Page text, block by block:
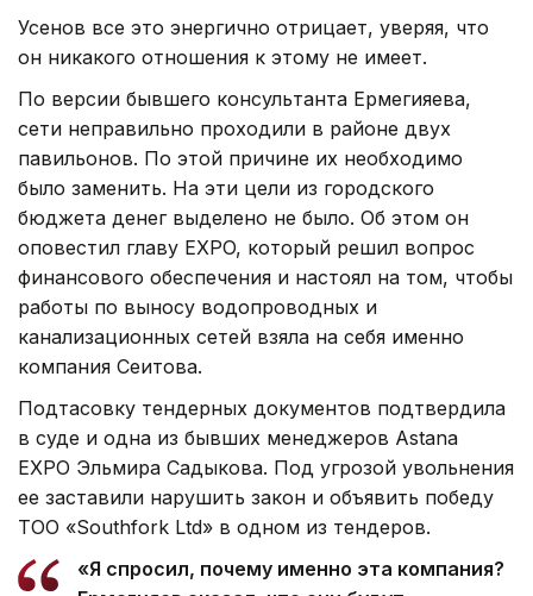
Усенов все это энергично отрицает, уверяя, что
он никакого отношения к этому не имеет.
По версии бывшего консультанта Ермегияева,
сети неправильно проходили в районе двух
павильонов. По этой причине их необходимо
было заменить. На эти цели из городского
бюджета денег выделено не было. Об этом он
оповестил главу EXPO, который решил вопрос
финансового обеспечения и настоял на том, чтобы
работы по выносу водопроводных и
канализационных сетей взяла на себя именно
компания Сеитова.
Подтасовку тендерных документов подтвердила
в суде и одна из бывших менеджеров Astana
EXPO Эльмира Садыкова. Под угрозой увольнения
ее заставили нарушить закон и объявить победу
ТОО «Southfork Ltd» в одном из тендеров.
«Я спросил, почему именно эта компания?